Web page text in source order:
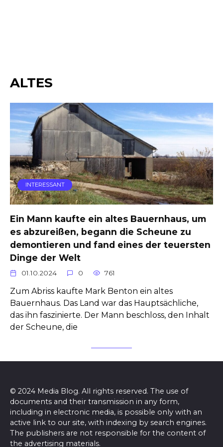
ALTES
INTERESSANT
Ein Mann kaufte ein altes Bauernhaus, um
es abzureißen, begann die Scheune zu
demontieren und fand eines der teuersten
Dinge der Welt
01.10.2024 0 761
Zum Abriss kaufte Mark Benton ein altes
Bauernhaus. Das Land war das Hauptsächliche,
das ihn faszinierte. Der Mann beschloss, den Inhalt
der Scheune, die
© 2024 Media Blog. All rights reserved. The use of
documents and their transmission in any form,
including in electronic media, is possible only with an
active link to our site, with indexing by search engines.
The publishers are not responsible for the content of
the advertising materials.